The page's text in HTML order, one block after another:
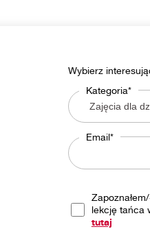
Wybierz
Kategoria*
Email*
lekcję tańca
tutaj